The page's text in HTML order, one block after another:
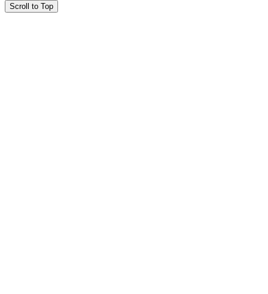
Scroll to Top